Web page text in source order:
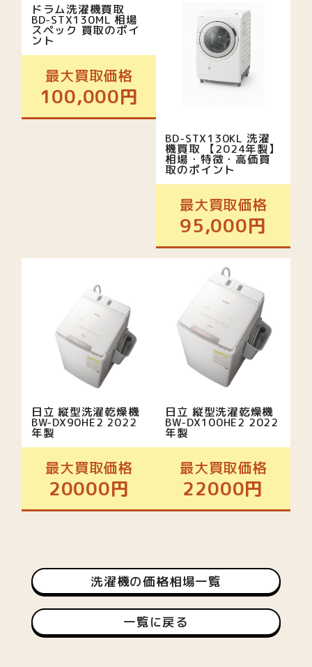
ドラム洗濯機買取
BD-STX130ML 相場
スペック 買取のポイ
ント
最大買取価格
100,000円
BD-STX130KL 洗濯
機買取 【2024年製】
相場・特徴・高価買
取のポイント
最大買取価格
95,000円
日立 縦型洗濯乾燥機
BW-DX90HE2 2022
年製
最大買取価格
20000円
日立 縦型洗濯乾燥機
BW-DX100HE2 2022
年製
最大買取価格
22000円
洗濯機の価格相場一覧
一覧に戻る